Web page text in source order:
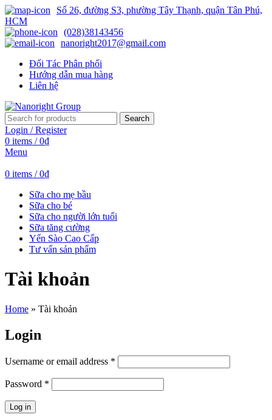
Số 26, đường S3, phường Tây Thạnh, quận Tân Phú,
HCM
(028)38143456
nanoright2017@gmail.com
Đối Tác Phân phối
Hướng dẫn mua hàng
Liên hệ
Search
Login / Register
0 items / 0₫
Menu
0 items / 0₫
Sữa cho mẹ bầu
Sữa cho bé
Sữa cho người lớn tuổi
Sữa tăng cường
Yến Sào Cao Cấp
Tư vấn sản phẩm
Tài khoản
Home » Tài khoản
Login
Username or email address *
Password *
Log in